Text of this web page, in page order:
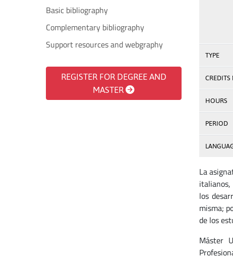
Basic bibliography
Complementary bibliography
Support resources and webgraphy
REGISTER FOR DEGREE AND
MASTER
TYPE
CREDITS
HOURS
PERIOD
La
los
misma;
de los
Máster